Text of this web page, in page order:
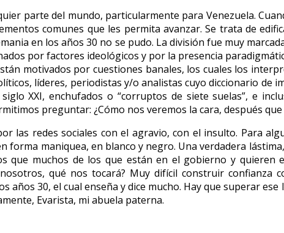
parte del mundo, particularmente para Venezuela.
comunes que les permita avanzar. Se trata de
en los años 30 no se pudo. La división fue muy
por factores ideológicos y por la presencia
motivados por cuestiones banales, los cuales los
líderes, periodistas y/o analistas cuyo diccionario de
siglo XXI, enchufados o “corruptos de siete suelas”, e
preguntar: ¿Cómo nos veremos la cara, después
las redes sociales con el agravio, con el insulto. Para
forma maniquea, en blanco y negro. Una verdadera
que muchos de los que están en el gobierno y quieren
qué nos tocará? Muy difícil construir
30, el cual enseña y dice mucho. Hay que superar
Evarista, mi abuela paterna.